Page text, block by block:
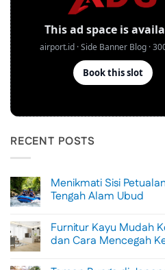
RECENT POSTS
Menikmati Sisi
Tengah Alam Ubud
on
Menikmati
Sisi
Furnitur Kayu Mudah
dan Cara Mencegah